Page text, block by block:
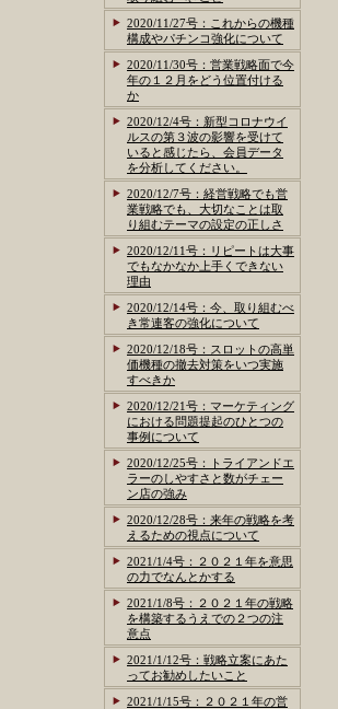
2020/11/27号：これからの機種
構成やパチンコ強化について
2020/11/30号：営業戦略面で今
年の１２月をどう位置付ける
か
2020/12/4号：新型コロナウイ
ルスの第３波の影響を受けて
いると感じたら、会員データ
を分析してください。
2020/12/7号：経営戦略でも営
業戦略でも、大切なことは取
り組むテーマの設定の正しさ
2020/12/11号：リピートは大事
でもなかなか上手くできない
理由
2020/12/14号：今、取り組むべ
き常連客の強化について
2020/12/18号：スロットの高単
価機種の撤去対策をいつ実施
すべきか
2020/12/21号：マーケティング
における問題提起のひとつの
事例について
2020/12/25号：トライアンドエ
ラーのしやすさと数がチェー
ン店の強み
2020/12/28号：来年の戦略を考
えるための視点について
2021/1/4号：２０２１年を意思
の力でなんとかする
2021/1/8号：２０２１年の戦略
を構築するうえでの２つの注
意点
2021/1/12号：戦略立案にあた
ってお勧めしたいこと
2021/1/15号：２０２１年の営